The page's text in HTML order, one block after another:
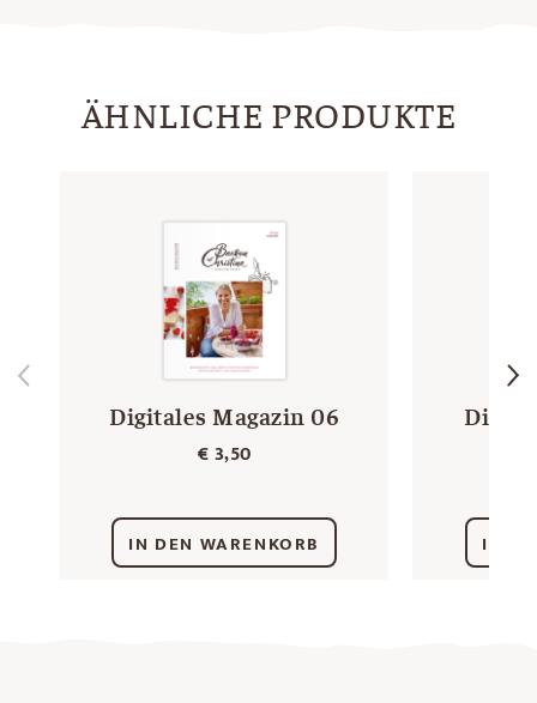
ÄHNLICHE PRODUKTE
Digitales Magazin 06
€3,50
IN DEN WARENKORB IN